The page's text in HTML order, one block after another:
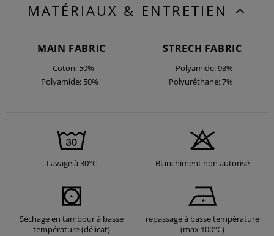
MATÉRIAUX & ENTRETIEN
MAIN FABRIC
Coton: 50%
Polyamide: 50%
STRECH FABRIC
Polyamide: 93%
Polyuréthane: 7%
Lavage à 30°C Blanchiment non autorisé
Séchage en tambour à basse
température (délicat)
repassage à basse température
(max 100°C)